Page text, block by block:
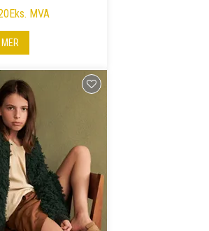
Eks. MVA